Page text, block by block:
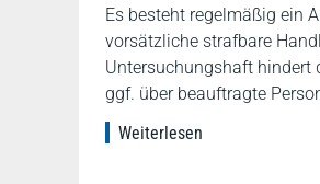
Es besteht regelmäßig ein
vorsätzliche strafbare
Untersuchungshaft hindert
ggf. über beauftragte
Weiterlesen